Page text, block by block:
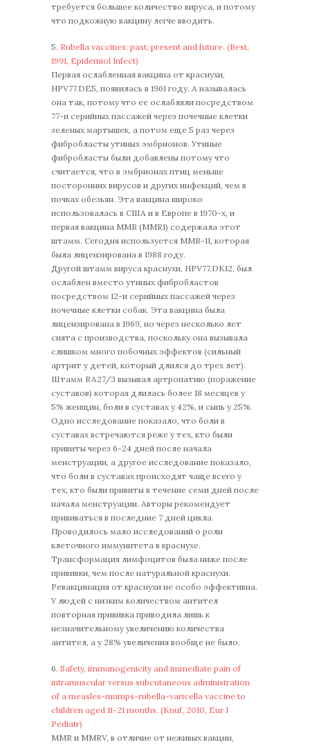
требуется большее количество вируса, и потому
что подкожную вакцину легче вводить.
5. Rubella vaccines: past, present and future. (Best,
1991, Epidemiol Infect)
Первая ослабленная вакцина от краснухи,
HPV77.DE5, появилась в 1961 году. А называлась
она так, потому что ее ослабляли посредством
77-и серийных пассажей через почечные клетки
зеленых мартышек, а потом еще 5 раз через
фибробласты утиных эмбрионов. Утиные
фибробласты были добавлены потому что
считается, что в эмбрионах птиц меньше
посторонних вирусов и других инфекций, чем в
почках обезьян. Эта вакцина широко
использовалась в США и в Европе в 1970-х, и
первая вакцина MMR (MMR1) содержала этот
штамм. Сегодня используется MMR-II, которая
была лицензирована в 1988 году.
Другой штамм вируса краснухи, HPV77.DK12, был
ослаблен вместо утиных фибробластов
посредством 12-и серийных пассажей через
почечные клетки собак. Эта вакцина была
лицензирована в 1969, но через несколько лет
снята с производства, поскольку она вызывала
слишком много побочных эффектов (сильный
артрит у детей, который длился до трех лет).
Штамм RA27/3 вызывал артропатию (поражение
суставов) которая длилась более 18 месяцев у
5% женщин, боли в суставах у 42%, и сыпь у 25%.
Одно исследование показало, что боли в
суставах встречаются реже у тех, кто были
привиты через 6-24 дней после начала
менструации, а другое исследование показало,
что боли в суставах происходят чаще всего у
тех, кто были привиты в течение семи дней после
начала менструации. Авторы рекомендует
прививаться в последние 7 дней цикла.
Проводилось мало исследований о роли
клеточного иммунитета в краснухе.
Трансформация лимфоцитов была ниже после
прививки, чем после натуральной краснухи.
Ревакцинация от краснухи не особо эффективна.
У людей с низким количеством антител
повторная прививка приводила лишь к
незначительному увеличению количества
антител, а у 28% увеличения вообще не было.
6. Safety, immunogenicity and immediate pain of
intramuscular versus subcutaneous administration
of a measles-mumps-rubella-varicella vaccine to
children aged 11-21 months. (Knuf, 2010, Eur J
Pediatr)
MMR и MMRV, в отличие от неживых вакцин,